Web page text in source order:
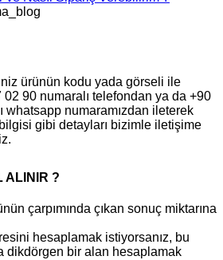
ürünün kodu yada görseli ile
02 90 numaralı telefondan ya da +90
whatsapp numaramızdan ileterek
gibi detayları bizimle iletişime
ALINIR ?
çarpımında çıkan sonuç miktarına
hesaplamak istiyorsanız, bu
dikdörgen bir alan hesaplamak